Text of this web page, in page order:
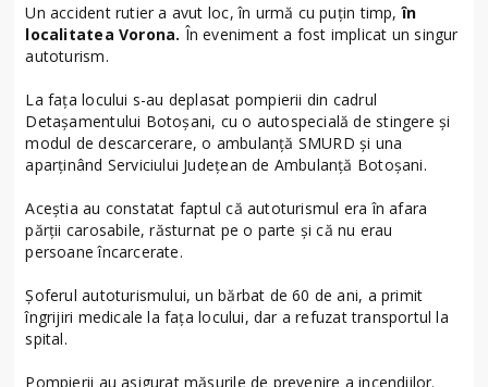
Un accident rutier a avut loc, în urmă cu puțin timp,în
localitatea Vorona. În eveniment a fost implicat un singur
autoturism.
La fața locului s-au deplasat pompierii din cadrul
Detașamentului Botoșani, cu o autospecială de stingere și
modul de descarcerare, o ambulanță SMURD și una
aparținând Serviciului Județean de Ambulanță Botoșani.
Aceștia au constatat faptul că autoturismul era în afara
părții carosabile, răsturnat pe o parte și că nu erau
persoane încarcerate.
Șoferul autoturismului, un bărbat de 60 de ani, a primit
îngrijiri medicale la fața locului, dar a refuzat transportul la
spital.
Pompierii au asigurat măsurile de prevenire a incendiilor.